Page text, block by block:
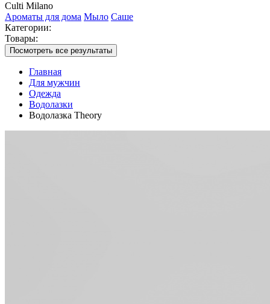
Culti Milano
Ароматы для дома Мыло Саше
Категории:
Товары:
Посмотреть все результаты
Главная
Для мужчин
Одежда
Водолазки
Водолазка Theory